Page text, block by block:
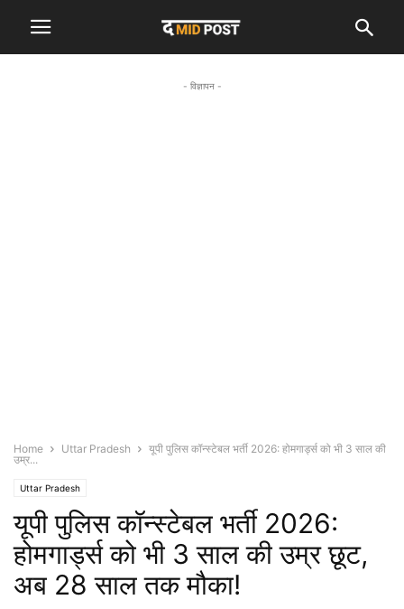
- विज्ञापन -
Home Uttar Pradesh
यूपी पुलिस कॉन्स्टेबल भर्ती 2026: होमगार्ड्स को भी 3 साल की
उम्र...
Uttar Pradesh
यूपी पुलिस कॉन्स्टेबल भर्ती 2026:
होमगार्ड्स को भी 3 साल की उम्र छूट,
अब 28 साल तक मौका!